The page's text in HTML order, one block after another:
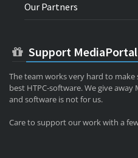
Our Partners
Support
The team works very hard to
best HTPC-software. We give
and software is not for us.
Care to support our work with a